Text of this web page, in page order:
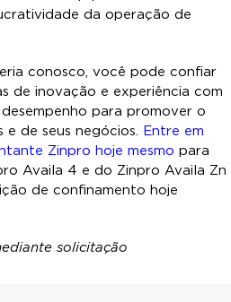
da operação de
conosco, você pode confiar
de inovação e experiência com
para promover o
e de seus negócios. Entre em
Zinpro hoje mesmo para
Availa 4 e do Zinpro Availa Zn
de confinamento hoje
solicitação